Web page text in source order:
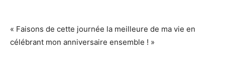
« Faisons de cette journée la meilleure de ma vie en
célébrant mon anniversaire ensemble ! »